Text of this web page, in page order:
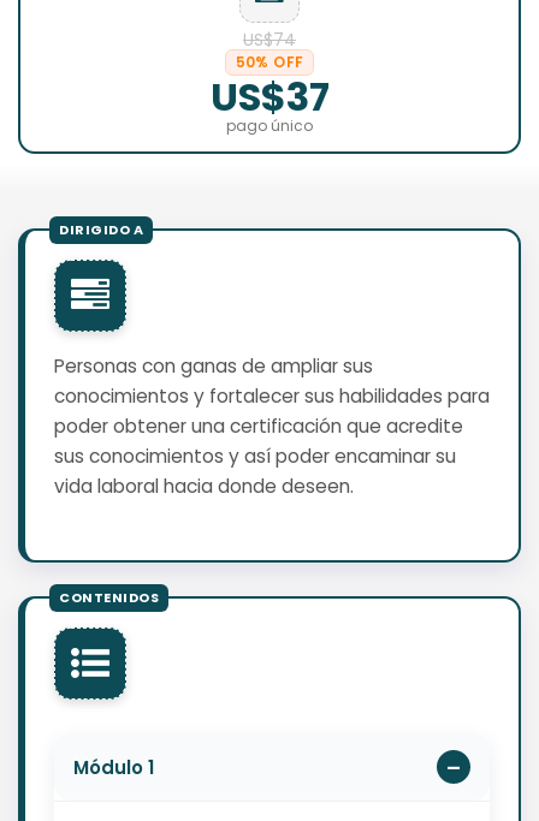
US$74
50% OFF
US$37
pago único
Personas con ganas de ampliar sus
conocimientos y fortalecer sus habilidades para
poder obtener una certificación que acredite
sus conocimientos y así poder encaminar su
vida laboral hacia donde deseen.
Módulo 1